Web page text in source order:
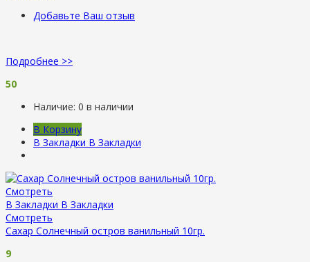
Добавьте Ваш отзыв
Подробнее >>
50
Наличие: 0 в наличии
В Корзину
В Закладки В Закладки
Смотреть
В Закладки В Закладки
Смотреть
Сахар Солнечный остров ванильный 10гр.
9